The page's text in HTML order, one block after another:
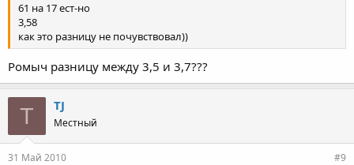
61 на 17 ест-но
3,58
как это разницу не почувствовал))
Ромыч разницу между 3,5 и 3,7???
T TJ
Местный
31 Май 2010 #9